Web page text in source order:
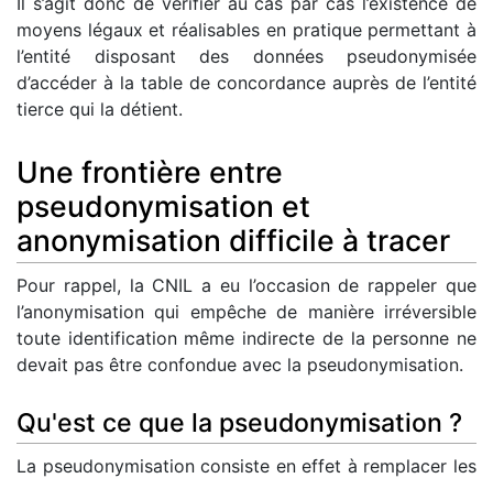
moyens légaux et réalisables en pratique permettant à
l’entité disposant des données pseudonymisée
d’accéder à la table de concordance auprès de l’entité
tierce qui la détient.
Une frontière entre
pseudonymisation et
anonymisation difficile à tracer
Pour rappel, la CNIL a eu l’occasion de rappeler que
l’anonymisation qui empêche de manière irréversible
toute identification même indirecte de la personne ne
devait pas être confondue avec la pseudonymisation.
Qu'est ce que la pseudonymisation ?
La pseudonymisation consiste en effet à remplacer les